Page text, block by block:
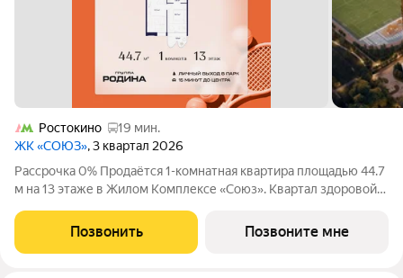
Ростокино
19 мин.
ЖК «СОЮЗ», 3 квартал 2026
Рассрочка 0% Продаётся 1-комнатная квартира площадью 44.7
м на 13 этаже в Жилом Комплексе «Союз». Квартал здоровой
олимпийских видов спорта: - Ледовая арена для хоккея и
фигурного катания, - Футбольные
Позвонить Позвоните мне